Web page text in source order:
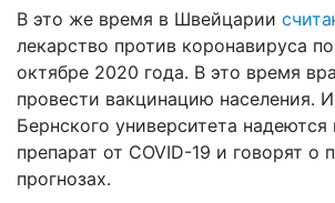
В это же время в Швейцарии
лекарство против коронавируса
октябре 2020 года. В это время
провести вакцинацию населения.
Бернского университета
препарат от COVID-19 и говорят о
прогнозах.